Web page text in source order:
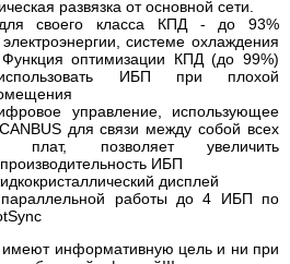
развязка от основной сети.
своего класса КПД - до 93%
системе охлаждения
оптимизации КПД (до 99%)
ИБП при плохой
управление, использующее
для связи между собой всех
плат, позволяет увеличить
ИБП
дисплей
параллельной работы до 4 ИБП по
информативную цель и ни при